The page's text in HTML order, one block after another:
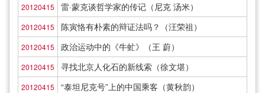
20120415 雷·蒙克谈哲学家的传记（尼克 汤米）
20120415 陈寅恪有朴素的辩证法吗？（汪荣祖）
20120415 政治运动中的《牛虻》（王 蔚）
20120415 寻找北京人化石的新线索（徐文堪）
20120415 “泰坦尼克号”上的中国乘客（黄秋韵）